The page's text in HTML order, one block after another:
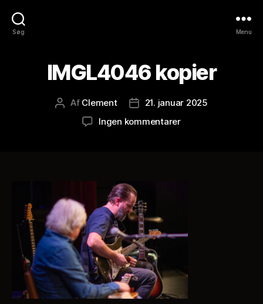
Søg Menu
IMGL4046 kopier
Indlægsforfatter
Af Clement Indlægsdato
21. januar 2025
Ingen kommentarertil